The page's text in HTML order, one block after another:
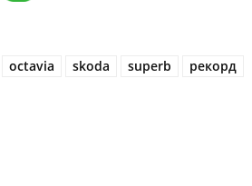
octavia skoda superb рекорд